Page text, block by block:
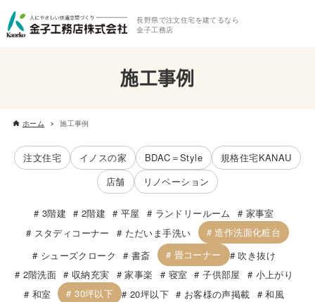
長野県で注文住宅を建てるなら
金子工務店
施工事例
ホーム 施工事例
注文住宅 イノスの家 BDAC＝Style
規格住宅KANAU
店舗
リノベーション
3階建 2階建 平屋 ランドリールーム
家事室
スタディコーナー
ただいま手洗い
造作洗面化粧台
シューズクローク
書斎 畳コーナー
吹き抜け
2階洗面
収納充実 家事楽 寝室 子供部屋
小上がり
和室
30坪以下 20坪以下 お客様の声掲載
和風